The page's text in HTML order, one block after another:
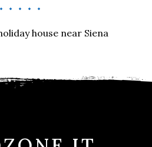
house near Siena